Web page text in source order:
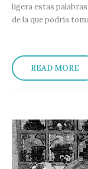
ligera estas
de la que podría
READ MORE